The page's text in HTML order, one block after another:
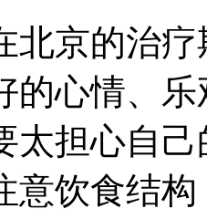
北京的治
的心情、
太担心自
意饮食结